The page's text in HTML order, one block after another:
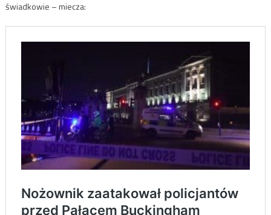
świadkowie – miecza: